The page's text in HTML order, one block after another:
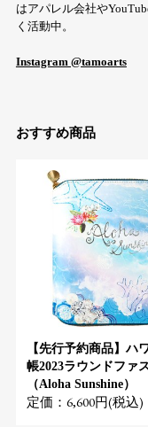
はアパレル会社や
く活動中。
Instagram @tamoarts
おすすめ商品
【先行予約商品】ハ
帳2023ラウンドファ
（Aloha Sunshine）
定価：6,600円(税込)